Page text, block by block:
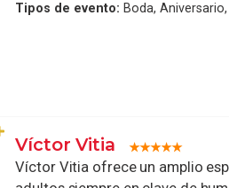
Tipos de evento: Boda,
Víctor Vitia
Víctor Vitia ofrece un amplio